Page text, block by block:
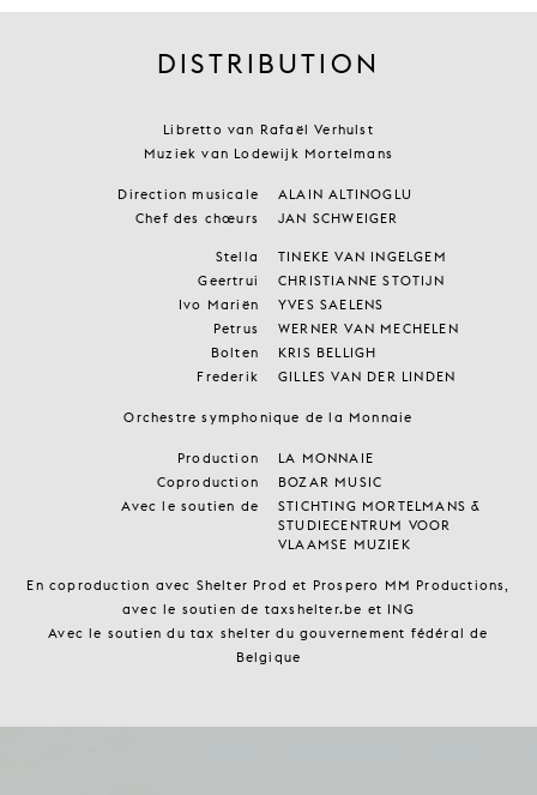
DISTRIBUTION
Libretto van Rafaël Verhulst
Muziek van Lodewijk Mortelmans
Direction musicale
ALAIN ALTINOGLU
Chef des chœurs
JAN SCHWEIGER
Stella
TINEKE VAN INGELGEM
Geertrui
CHRISTIANNE STOTIJN
Ivo Mariën
YVES SAELENS
Petrus
WERNER VAN MECHELEN
Bolten
KRIS BELLIGH
Frederik
GILLES VAN DER LINDEN
Orchestre symphonique de la Monnaie
Production
LA MONNAIE
Coproduction
BOZAR MUSIC
Avec le soutien de
STICHTING MORTELMANS &
STUDIECENTRUM VOOR
VLAAMSE MUZIEK
En coproduction avec Shelter Prod et Prospero MM Productions,
avec le soutien de taxshelter.be et ING
Avec le soutien du tax shelter du gouvernement fédéral de
Belgique